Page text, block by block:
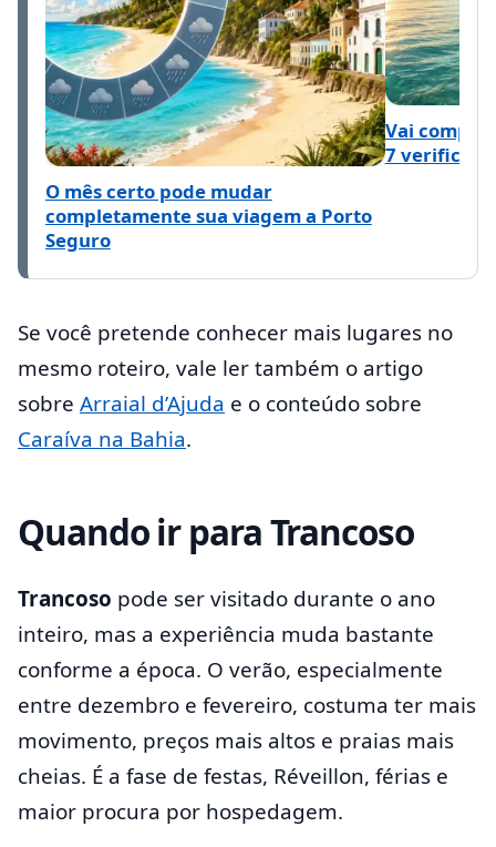
O mês certo pode mudar
completamente sua viagem a Porto
Seguro
Vai
7
Se você pretende conhecer mais lugares no
mesmo roteiro, vale ler também o artigo
sobre Arraial d’Ajuda e o conteúdo sobre
Caraíva na Bahia.
Quando ir para Trancoso
Trancoso pode ser visitado durante o ano
inteiro, mas a experiência muda bastante
conforme a época. O verão, especialmente
entre dezembro e fevereiro, costuma ter mais
movimento, preços mais altos e praias mais
cheias. É a fase de festas, Réveillon, férias e
maior procura por hospedagem.